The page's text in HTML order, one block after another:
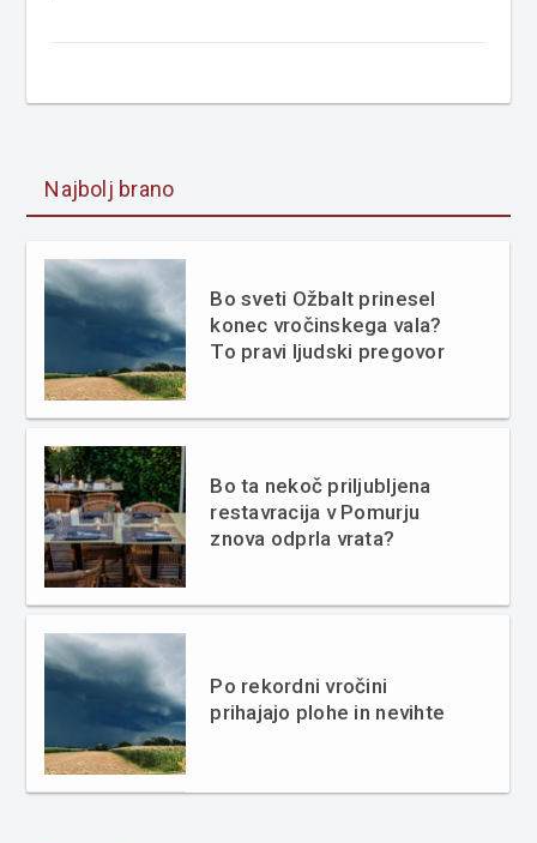
Najbolj brano
Bo sveti Ožbalt prinesel
konec vročinskega vala?
To pravi ljudski pregovor
Bo ta nekoč priljubljena
restavracija v Pomurju
znova odprla vrata?
Po rekordni vročini
prihajajo plohe in nevihte